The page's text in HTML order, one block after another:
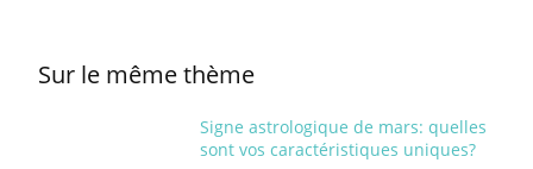
Sur le même thème
Signe astrologique de mars: quelles
sont vos caractéristiques uniques?